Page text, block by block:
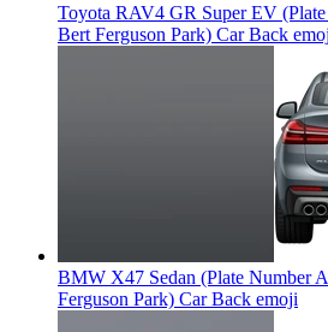
Toyota RAV4 GR Super EV
Bert Ferguson Park) Car Back
BMW X47 Sedan (Plate Number
Ferguson Park) Car Back emoji